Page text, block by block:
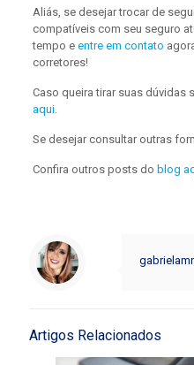
Aliás, se desejar trocar de
compatíveis com seu seguro
tempo e entre em contato
corretores!
Caso queira tirar suas dúvidas
aqui.
Se desejar consultar outras
Confira outros posts do blog
Artigos Relacionados